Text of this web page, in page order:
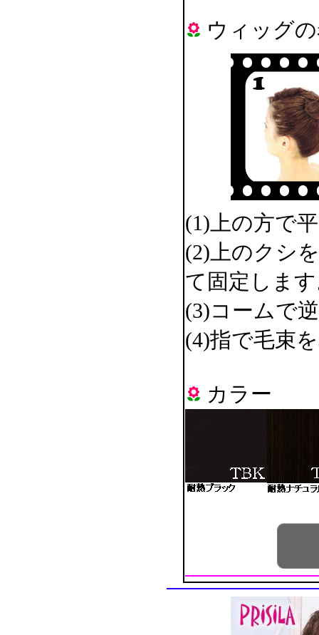
ウィッグ
(1)上の方で
(2)上のクシ
て固定しま
(3)コームで
(4)指で毛束
カラー